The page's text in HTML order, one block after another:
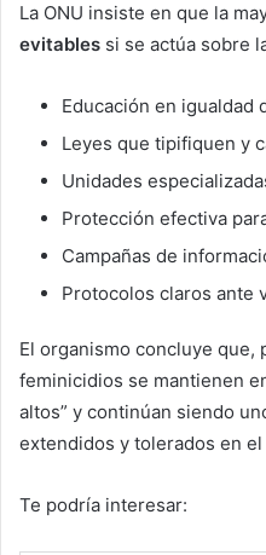
La ONU insiste en que la
evitables si se actúa sobre
Educación en igualdad
Leyes que tipifiquen y
Unidades
Protección efectiva
Campañas de
Protocolos claros ante
El organismo concluye que,
feminicidios se mantienen
altos” y continúan siendo
extendidos y tolerados en el
Te podría interesar: